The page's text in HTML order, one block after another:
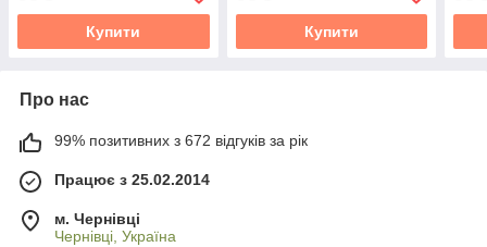
Купити Купити
Про нас
99% позитивних з 672 відгуків за рік
Працює з 25.02.2014
м. Чернівці
Чернівці, Україна